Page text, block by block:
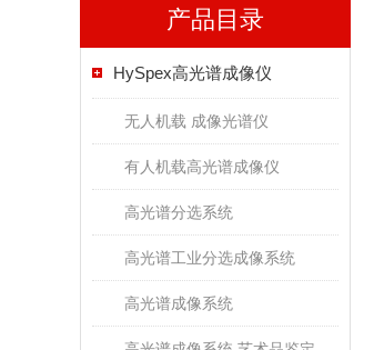
产品目录
HySpex高光谱成像仪
无人机载 成像光谱仪
有人机载高光谱成像仪
高光谱分选系统
高光谱工业分选成像系统
高光谱成像系统